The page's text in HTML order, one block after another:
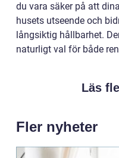
du vara säker på att
husets utseende och
långsiktig hållbarhet.
naturligt val för både
Läs
Fler nyheter